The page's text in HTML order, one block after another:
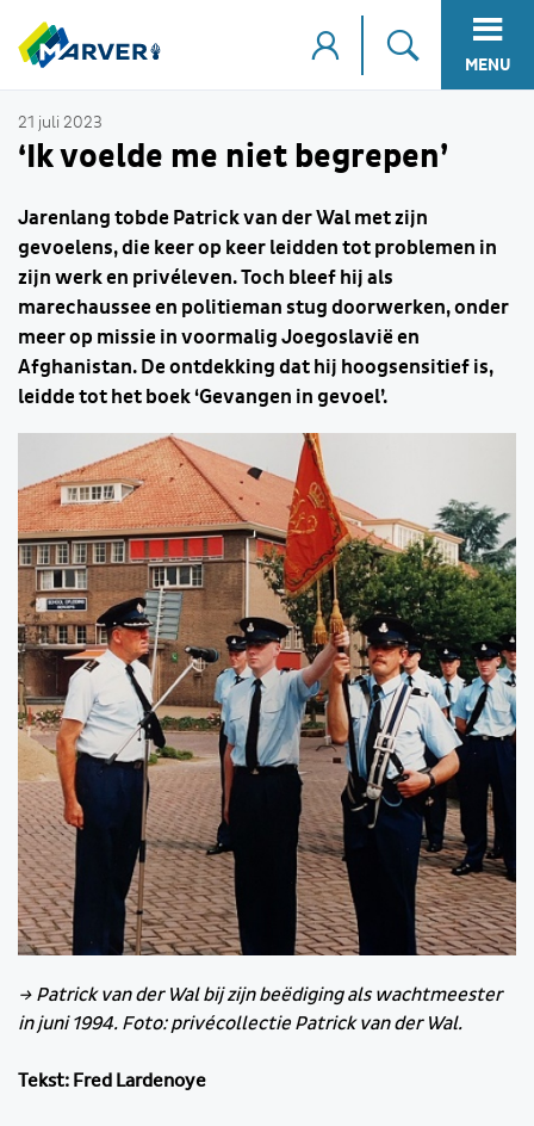
MENU
21 juli 2023
‘Ik voelde me niet begrepen’
Jarenlang tobde Patrick van der Wal met zijn
gevoelens, die keer op keer leidden tot problemen in
zijn werk en privéleven. Toch bleef hij als
marechaussee en politieman stug doorwerken, onder
meer op missie in voormalig Joegoslavië en
Afghanistan. De ontdekking dat hij hoogsensitief is,
leidde tot het boek ‘Gevangen in gevoel’.
→ Patrick van der Wal bij zijn beëdiging als wachtmeester
in juni 1994. Foto: privécollectie Patrick van der Wal.
Tekst: Fred Lardenoye